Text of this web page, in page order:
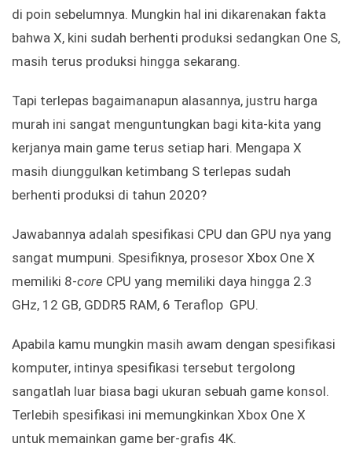
di poin sebelumnya. Mungkin hal ini dikarenakan fakta
bahwa X, kini sudah berhenti produksi sedangkan One S,
masih terus produksi hingga sekarang.
Tapi terlepas bagaimanapun alasannya, justru harga
murah ini sangat menguntungkan bagi kita-kita yang
kerjanya main game terus setiap hari. Mengapa X
masih diunggulkan ketimbang S terlepas sudah
berhenti produksi di tahun 2020?
Jawabannya adalah spesifikasi CPU dan GPU nya yang
sangat mumpuni. Spesifiknya, prosesor Xbox One X
memiliki 8-core CPU yang memiliki daya hingga 2.3
GHz, 12 GB, GDDR5 RAM, 6 Teraflop GPU.
Apabila kamu mungkin masih awam dengan spesifikasi
komputer, intinya spesifikasi tersebut tergolong
sangatlah luar biasa bagi ukuran sebuah game konsol.
Terlebih spesifikasi ini memungkinkan Xbox One X
untuk memainkan game ber-grafis 4K.